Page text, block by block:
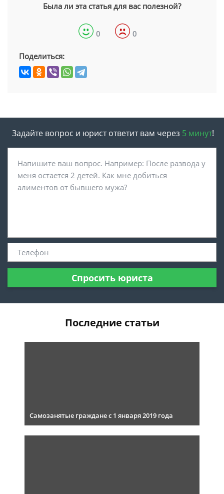
Была ли эта статья для вас полезной?
0 0
Поделиться:
Задайте вопрос и юрист ответит вам через 5 минут!
Спросить юриста
Последние статьи
Самозанятые граждане с 1 января 2019 года